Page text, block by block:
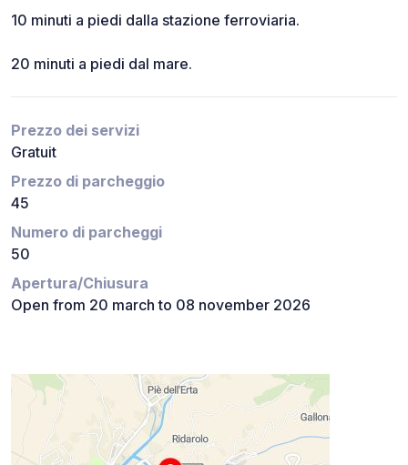
10 minuti a piedi dalla stazione ferroviaria.
20 minuti a piedi dal mare.
Prezzo dei servizi
Gratuit
Prezzo di parcheggio
45
Numero di parcheggi
50
Apertura/Chiusura
Open from 20 march to 08 november 2026